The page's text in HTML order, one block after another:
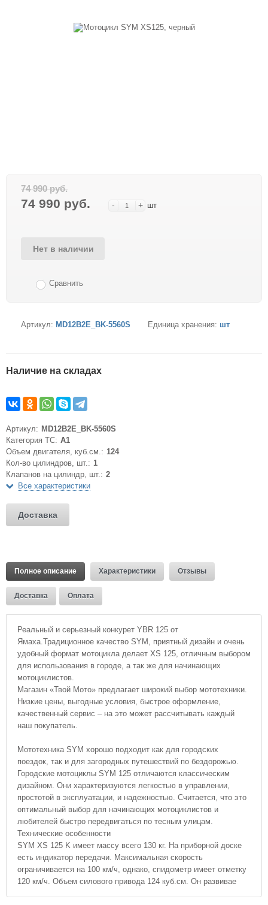
74 990 руб.
74 990 руб. - + шт
Нет в наличии
Сравнить
Артикул: MD12B2E_BK-5560S Единица хранения: шт
Наличие на складах
Артикул: MD12B2E_BK-5560S
Категория ТС: A1
Объем двигателя, куб.см.: 124
Кол-во цилиндров, шт.: 1
Клапанов на цилиндр, шт.: 2
Все характеристики
Доставка
Полное описание Характеристики Отзывы
Доставка Оплата
Реальный и серьезный конкурет YBR 125 от
Ямаха.Традиционное качество SYM, приятный дизайн и очень
удобный формат мотоцикла делает XS 125, отличным выбором
для использования в городе, а так же для начинающих
мотоциклистов.
Магазин «Твой Мото» предлагает широкий выбор мототехники.
Низкие цены, выгодные условия, быстрое оформление,
качественный сервис – на это может рассчитывать каждый
наш покупатель.
Мототехника SYM хорошо подходит как для городских
поездок, так и для загородных путешествий по бездорожью.
Городские мотоциклы SYM 125 отличаются классическим
дизайном. Они характеризуются легкостью в управлении,
простотой в эксплуатации, и надежностью. Считается, что это
оптимальный выбор для начинающих мотоциклистов и
любителей быстро передвигаться по тесным улицам.
Технические особенности
SYM XS 125 K имеет массу всего 130 кг. На приборной доске
есть индикатор передачи. Максимальная скорость
ограничивается на 100 км/ч, однако, спидометр имеет отметку
120 км/ч. Объем силового привода 124 куб.см. Он развивае